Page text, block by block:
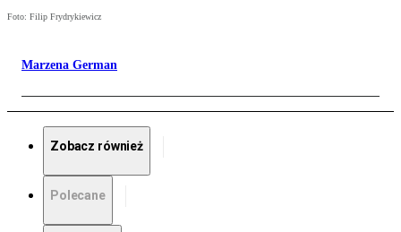
Foto: Filip Frydrykiewicz
Marzena German
Zobacz również
Polecane